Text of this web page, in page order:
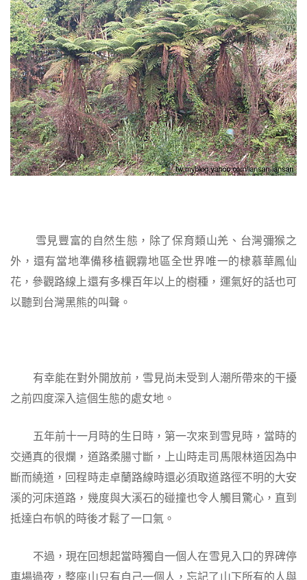
雪見豐富的自然生態，除了保育類山羌、台灣彌猴之
外，還有當地準備移植觀霧地區全世界唯一的棣慕華鳳仙
花，參觀路線上還有多棵百年以上的樹種，運氣好的話也可
以聽到台灣黑熊的叫聲。
有幸能在對外開放前，雪見尚未受到人潮所帶來的干擾
之前四度深入這個生態的處女地。
五年前十一月時的生日時，第一次來到雪見時，當時的
交通真的很爛，道路柔腸寸斷，上山時走司馬限林道因為中
斷而繞道，回程時走卓蘭路線時還必須取道路徑不明的大安
溪的河床道路，幾度與大溪石的碰撞也令人觸目驚心，直到
抵達白布帆的時後才鬆了一口氣。
不過，現在回想起當時獨自一個人在雪見入口的界碑停
車場過夜，整座山只有自己一個人，忘記了山下所有的人與